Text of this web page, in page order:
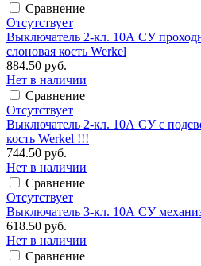
Сравнение
Отсутствует
Выключатель 2-кл. 10А СУ
слоновая кость Werkel
884.50 руб.
Нет в наличии
Сравнение
Отсутствует
Выключатель 2-кл. 10А СУ с
кость Werkel !!!
744.50 руб.
Нет в наличии
Сравнение
Отсутствует
Выключатель 3-кл. 10А СУ
618.50 руб.
Нет в наличии
Сравнение